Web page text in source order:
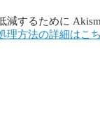
減するために
理方法の詳細はこ